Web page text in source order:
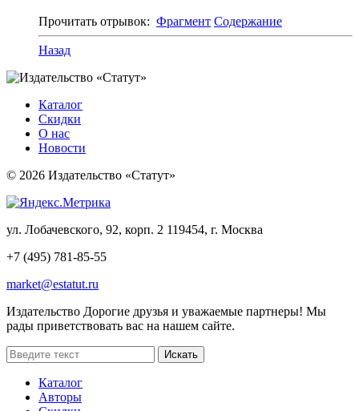
Прочитать отрывок: Фрагмент Содержание
Назад
Каталог
Скидки
О нас
Новости
© 2026 Издательство «Статут»
ул. Лобачевского, 92, корп. 2 119454, г. Москва
+7 (495) 781-85-55
market@estatut.ru
Издательство Дорогие друзья и уважаемые партнеры! Мы
рады приветствовать вас на нашем сайте.
Каталог
Авторы